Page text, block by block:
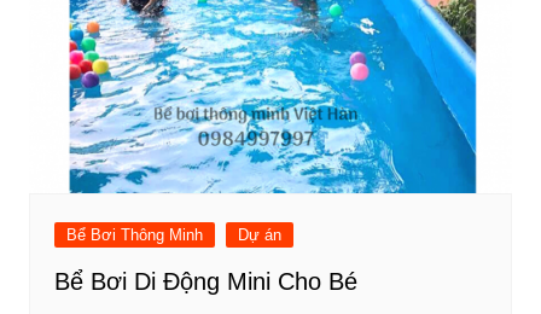
Bể Bơi Thông Minh Dự án
Bể Bơi Di Động Mini Cho Bé